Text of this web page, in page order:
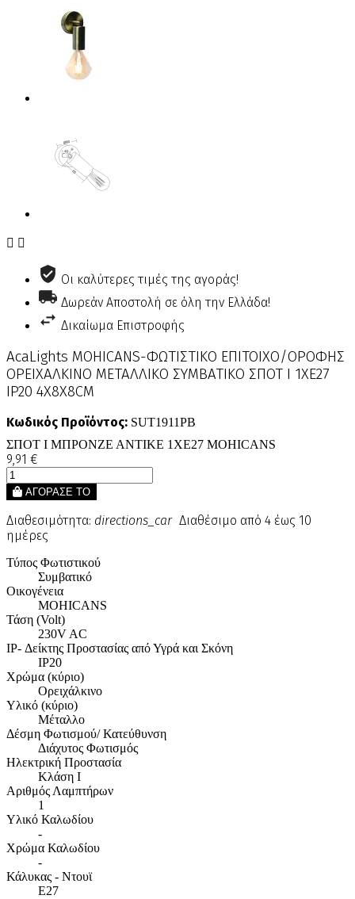
 
Οι καλύτερες τιμές της αγοράς!
Δωρεάν Αποστολή σε όλη την Ελλάδα!
Δικαίωμα Επιστροφής
AcaLights MOHICANS-ΦΩΤΙΣΤΙΚΟ ΕΠΙΤΟΙΧΟ/ΟΡΟΦΗΣ
ΟΡΕΙΧΑΛΚΙΝΟ ΜΕΤΑΛΛΙΚΟ ΣΥΜΒΑΤΙΚΟ ΣΠΟΤ Ι 1ΧΕ27
IP20 4X8X8CM
Κωδικός Προϊόντος: SUT1911PB
ΣΠΟΤ Ι ΜΠΡΟΝΖΕ ΑΝΤΙΚΕ 1ΧΕ27 MOHICANS
9,91 €
ΑΓΟΡΑΣΕ ΤΟ
Διαθεσιμότητα: directions_car Διαθέσιμο από 4 έως 10
ημέρες
Τύπος Φωτιστικού
Συμβατικό
Οικογένεια
MOHICANS
Τάση (Volt)
230V AC
IP- Δείκτης Προστασίας από Υγρά και Σκόνη
IP20
Χρώμα (κύριο)
Ορειχάλκινο
Υλικό (κύριο)
Μέταλλο
Δέσμη Φωτισμού/ Κατεύθυνση
Διάχυτος Φωτισμός
Ηλεκτρική Προστασία
Κλάση Ι
Αριθμός Λαμπτήρων
1
Υλικό Καλωδίου
-
Χρώμα Καλωδίου
-
Κάλυκας - Ντουϊ
E27